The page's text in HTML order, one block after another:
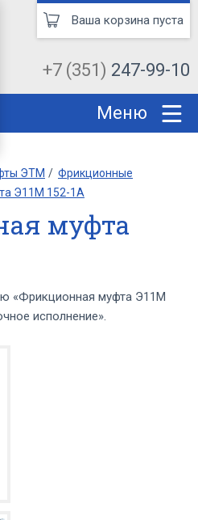
+7 (351) 247-99-10
Ваша корзина пуста
Меню
ЭТМ
Фрикционные
Э11М 152-1А
муфта
«Фрикционная муфта Э11М
исполнение».